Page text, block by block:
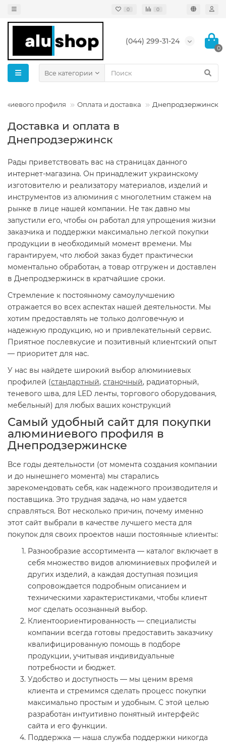
0 0
(044) 299-31-24
0
Все категории
профиля Оплата и доставка Днепродзержинск
Доставка и оплата в
Днепродзержинск
Рады приветствовать вас на страницах данного
интернет-магазина. Он принадлежит украинскому
изготовителю и реализатору материалов, изделий и
инструментов из алюминия с многолетним стажем на
рынке в лице нашей компании. Не так давно мы
запустили его, чтобы он работал для упрощения жизни
заказчика и поддержки максимально легкой покупки
продукции в необходимый момент времени. Мы
гарантируем, что любой заказ будет практически
моментально обработан, а товар отгружен и доставлен
в Днепродзержинск в кратчайшие сроки.
Стремление к постоянному самоулучшению
отражается во всех аспектах нашей деятельности. Мы
хотим предоставлять не только долговечную и
надежную продукцию, но и привлекательный сервис.
Приятное послевкусие и позитивный клиентский опыт
— приоритет для нас.
У нас вы найдете широкий выбор алюминиевых
профилей (стандартный, станочный, радиаторный,
теневого шва, для LED ленты, торгового оборудования,
мебельный) для любых ваших конструкций
Самый удобный сайт для покупки
алюминиевого профиля в
Днепродзержинске
Все годы деятельности (от момента создания компании
и до нынешнего момента) мы старались
зарекомендовать себя, как надежного производителя и
поставщика. Это трудная задача, но нам удается
справляться. Вот несколько причин, почему именно
этот сайт выбрали в качестве лучшего места для
покупок для своих проектов наши постоянные клиенты:
Разнообразие ассортимента — каталог включает в
себя множество видов алюминиевых профилей и
других изделий, а каждая доступная позиция
сопровождается подробным описанием и
техническими характеристиками, чтобы клиент
мог сделать осознанный выбор.
Клиентоориентированность — специалисты
компании всегда готовы предоставить заказчику
квалифицированную помощь в подборе
продукции, учитывая индивидуальные
потребности и бюджет.
Удобство и доступность — мы ценим время
клиента и стремимся сделать процесс покупки
максимально простым и удобным. С этой целью
разработан интуитивно понятный интерфейс
сайта и его функции.
Поддержка — наша служба поддержки никогда